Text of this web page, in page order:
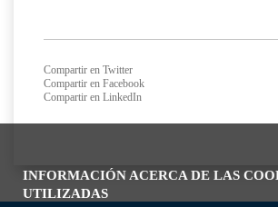
INFORMACIÓN ACERCA DE LAS
UTILIZADAS
Compartir en Twitter
Compartir en Facebook
Compartir en LinkedIn